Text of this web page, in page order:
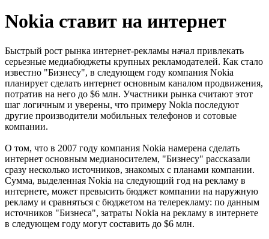
Nokia ставит на интернет
Быстрый рост рынка интернет-рекламы начал привлекать
серьезные медиабюджеты крупных рекламодателей. Как стало
известно "Бизнесу", в следующем году компания Nokia
планирует сделать интернет основным каналом продвижения,
потратив на него до $6 млн. Участники рынка считают этот
шаг логичным и уверены, что примеру Nokia последуют
другие производители мобильных телефонов и сотовые
компании.
О том, что в 2007 году компания Nokia намерена сделать
интернет основным медианосителем, "Бизнесу" рассказали
сразу несколько источников, знакомых с планами компании.
Сумма, выделенная Nokia на следующий год на рекламу в
интернете, может превысить бюджет компании на наружную
рекламу и сравняться с бюджетом на телерекламу: по данным
источников "Бизнеса", затраты Nokia на рекламу в интернете
в следующем году могут составить до $6 млн.